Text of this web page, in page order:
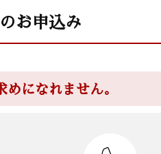
お申込み
めになれません。